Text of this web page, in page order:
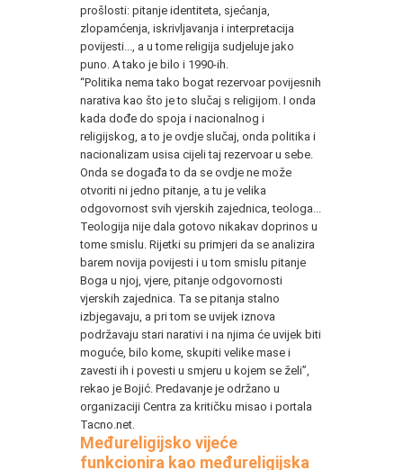
prošlosti: pitanje identiteta, sjećanja,
zlopamćenja, iskrivljavanja i interpretacija
povijesti..., a u tome religija sudjeluje jako
puno. A tako je bilo i 1990-ih.
“Politika nema tako bogat rezervoar povijesnih
narativa kao što je to slučaj s religijom. I onda
kada dođe do spoja i nacionalnog i
religijskog, a to je ovdje slučaj, onda politika i
nacionalizam usisa cijeli taj rezervoar u sebe.
Onda se događa to da se ovdje ne može
otvoriti ni jedno pitanje, a tu je velika
odgovornost svih vjerskih zajednica, teologa...
Teologija nije dala gotovo nikakav doprinos u
tome smislu. Rijetki su primjeri da se analizira
barem novija povijesti i u tom smislu pitanje
Boga u njoj, vjere, pitanje odgovornosti
vjerskih zajednica. Ta se pitanja stalno
izbjegavaju, a pri tom se uvijek iznova
podržavaju stari narativi i na njima će uvijek biti
moguće, bilo kome, skupiti velike mase i
zavesti ih i povesti u smjeru u kojem se želi”,
rekao je Bojić. Predavanje je održano u
organizaciji Centra za kritičku misao i portala
Tacno.net.
Međureligijsko vijeće
funkcionira kao međureligijska